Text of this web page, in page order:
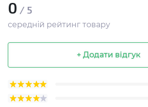
0 / 5
середній рейтинг товару
+ Додати відгук